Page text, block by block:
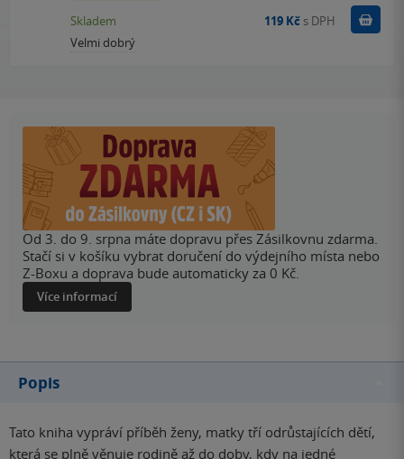
Velmi dobrý
Skladem 119 Kč s DPH
Od 3. do 9. srpna máte dopravu přes Zásilkovnu zdarma.
Stačí si v košíku vybrat doručení do výdejního místa nebo
Z-Boxu a doprava bude automaticky za 0 Kč.
Více informací
Popis
Tato kniha vypráví příběh ženy, matky tří odrůstajících dětí,
která se plně věnuje rodině až do doby, kdy na jedné